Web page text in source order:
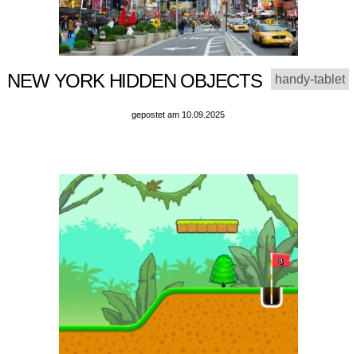
NEW YORK HIDDEN OBJECTS handy-tablet
gepostet am 10.09.2025